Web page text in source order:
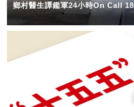
鄉村醫生譚鑑軍24小時On Call